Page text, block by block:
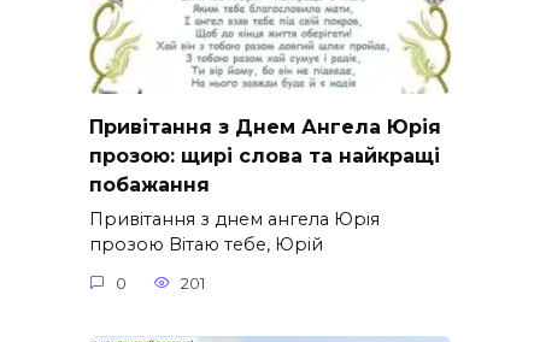
Привітання з Днем Ангела Юрія
прозою: щирі слова та найкращі
побажання
Привітання з днем ангела Юрія
прозою Вітаю тебе, Юрій
0 201